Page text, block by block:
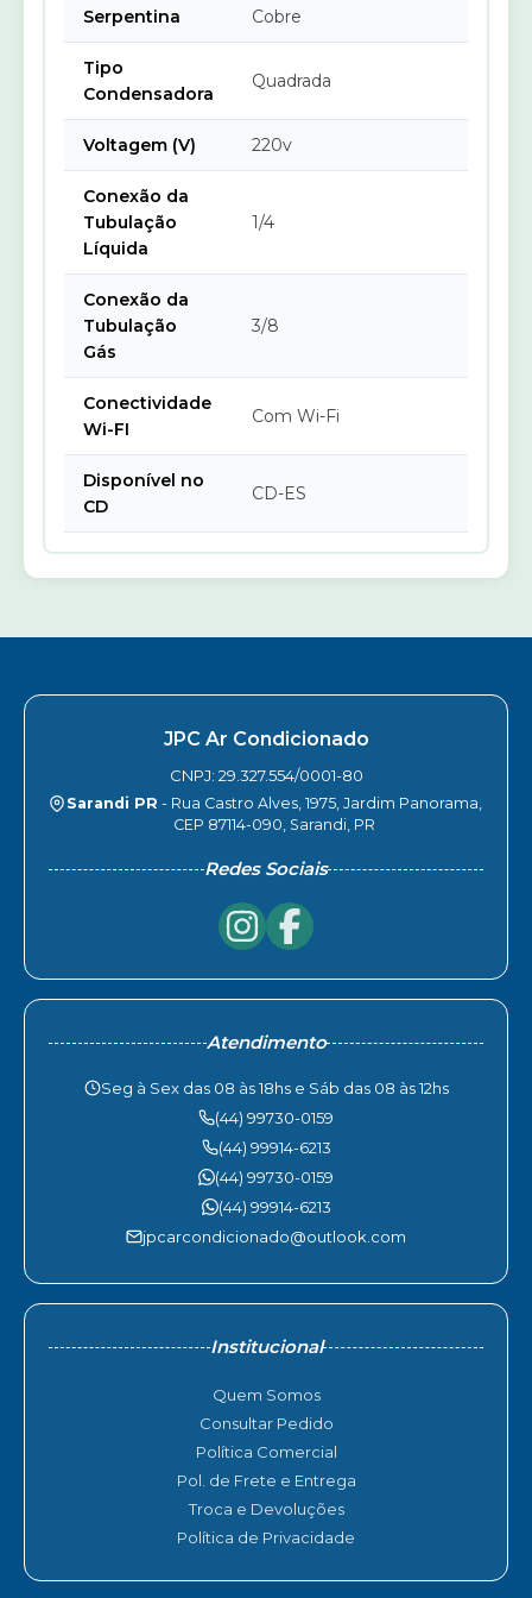
Serpentina Cobre
Tipo
Condensadora
Quadrada
Voltagem (V) 220v
Conexão da
Tubulação
Líquida
1/4
Conexão da
Tubulação
Gás
3/8
Conectividade
Wi-FI
Com Wi-Fi
Disponível no
CD
CD-ES
JPC Ar Condicionado
CNPJ: 29.327.554/0001-80
Sarandi PR - Rua Castro Alves, 1975, Jardim Panorama,
CEP 87114-090, Sarandi, PR
Redes Sociais
Atendimento
Seg à Sex das 08 às 18hs e Sáb das 08 às 12hs
(44) 99730-0159
(44) 99914-6213
(44) 99730-0159
(44) 99914-6213
jpcarcondicionado@outlook.com
Institucional
Quem Somos
Consultar Pedido
Política Comercial
Pol. de Frete e Entrega
Troca e Devoluções
Política de Privacidade